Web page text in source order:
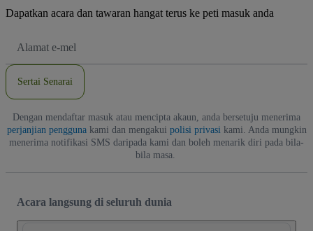
Dapatkan acara dan tawaran hangat terus ke peti masuk anda
E-
Sertai Senarai
Dengan mendaftar masuk atau mencipta akaun, anda bersetuju menerima
perjanjian penggunakami dan mengakui polisi privasikami. Anda mungkin
menerima notifikasi SMS daripada kami dan boleh menarik diri pada bila-
bila masa.
Acara langsung di seluruh dunia